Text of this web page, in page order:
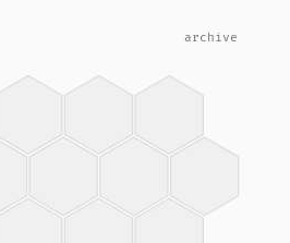
archive